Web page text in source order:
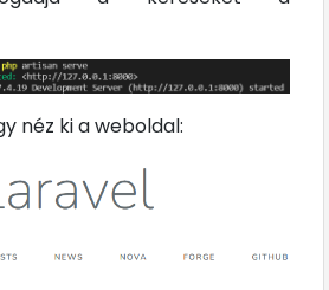
néz ki a weboldal: